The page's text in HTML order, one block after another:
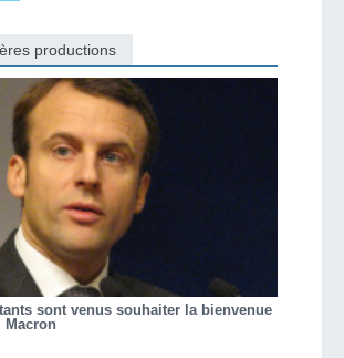
productions
sont venus souhaiter la bienvenue
Macron